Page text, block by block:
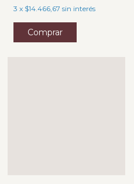
3 x $14.466,67 sin interés
Comprar